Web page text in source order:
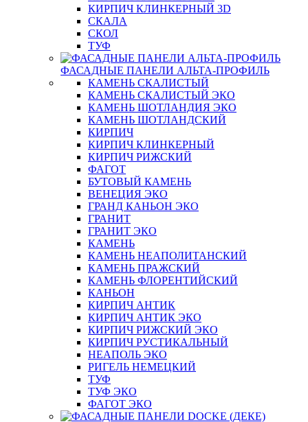
КИРПИЧ КЛИНКЕРНЫЙ 3D
СКАЛА
СКОЛ
ТУФ
ФАСАДНЫЕ ПАНЕЛИ АЛЬТА-ПРОФИЛЬ
КАМЕНЬ СКАЛИСТЫЙ
КАМЕНЬ СКАЛИСТЫЙ ЭКО
КАМЕНЬ ШОТЛАНДИЯ ЭКО
КАМЕНЬ ШОТЛАНДСКИЙ
КИРПИЧ
КИРПИЧ КЛИНКЕРНЫЙ
КИРПИЧ РИЖСКИЙ
ФАГОТ
БУТОВЫЙ КАМЕНЬ
ВЕНЕЦИЯ ЭКО
ГРАНД КАНЬОН ЭКО
ГРАНИТ
ГРАНИТ ЭКО
КАМЕНЬ
КАМЕНЬ НЕАПОЛИТАНСКИЙ
КАМЕНЬ ПРАЖСКИЙ
КАМЕНЬ ФЛОРЕНТИЙСКИЙ
КАНЬОН
КИРПИЧ АНТИК
КИРПИЧ АНТИК ЭКО
КИРПИЧ РИЖСКИЙ ЭКО
КИРПИЧ РУСТИКАЛЬНЫЙ
НЕАПОЛЬ ЭКО
РИГЕЛЬ НЕМЕЦКИЙ
ТУФ
ТУФ ЭКО
ФАГОТ ЭКО